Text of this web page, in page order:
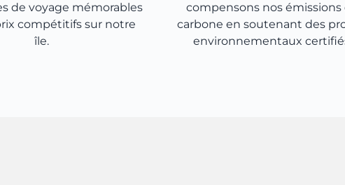
de voyage mémorables
compétitifs sur notre
île.
compensons nos émissions
carbone en soutenant des
environnementaux